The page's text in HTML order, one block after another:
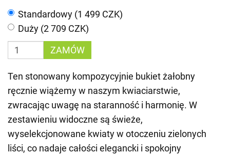
Standardowy (1 499 CZK)
Duży (2 709 CZK)
ZAMÓW
Ten stonowany kompozycyjnie bukiet żałobny
ręcznie wiążemy w naszym kwiaciarstwie,
zwracając uwagę na staranność i harmonię. W
zestawieniu widoczne są świeże,
wyselekcjonowane kwiaty w otoczeniu zielonych
liści, co nadaje całości elegancki i spokojny